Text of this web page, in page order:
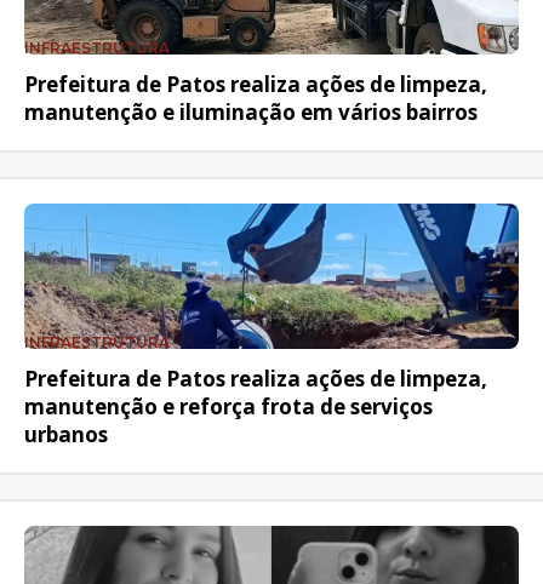
INFRAESTRUTURA
Prefeitura de Patos realiza ações de limpeza,
manutenção e iluminação em vários bairros
INFRAESTRUTURA
Prefeitura de Patos realiza ações de limpeza,
manutenção e reforça frota de serviços
urbanos